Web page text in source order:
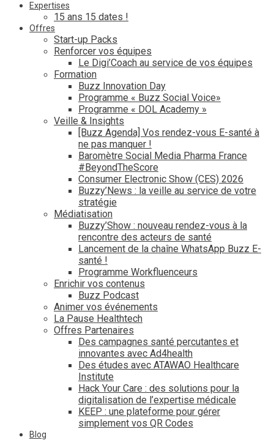
Expertises
15 ans 15 dates !
Offres
Start-up Packs
Renforcer vos équipes
Le Digi’Coach au service de vos équipes
Formation
Buzz Innovation Day
Programme « Buzz Social Voice»
Programme « DOL Academy »
Veille & Insights
[Buzz Agenda] Vos rendez-vous E-santé à
ne pas manquer !
Baromètre Social Media Pharma France
#BeyondTheScore
Consumer Electronic Show (CES) 2026
Buzzy’News : la veille au service de votre
stratégie
Médiatisation
Buzzy’Show : nouveau rendez-vous à la
rencontre des acteurs de santé
Lancement de la chaîne WhatsApp Buzz E-
santé !
Programme Workfluenceurs
Enrichir vos contenus
Buzz Podcast
Animer vos événements
La Pause Healthtech
Offres Partenaires
Des campagnes santé percutantes et
innovantes avec Ad4health
Des études avec ATAWAO Healthcare
Institute
Hack Your Care : des solutions pour la
digitalisation de l’expertise médicale
KEEP : une plateforme pour gérer
simplement vos QR Codes
Blog